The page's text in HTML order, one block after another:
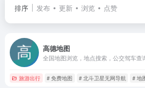
排序 发布 更新 浏览 点赞
高德地图
全国地图浏览，地点搜索，公交驾车查
旅游出行 # 免费地图 # 北斗卫星无网导航 # 地